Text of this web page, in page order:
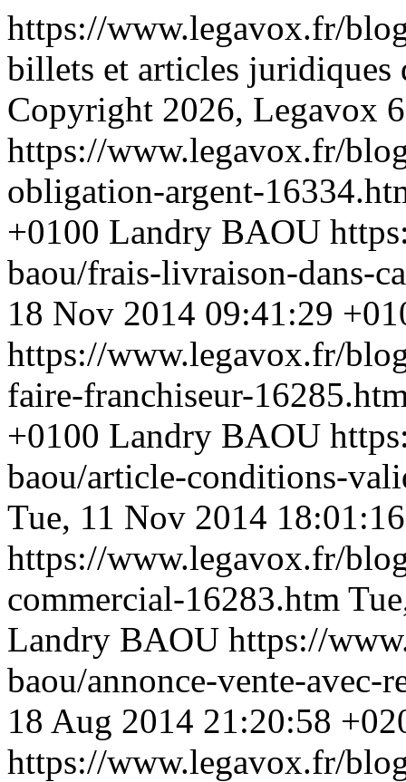
https://www.legavox.fr/
billets et articles
Copyright 2026, Legavox
https://www.legavox.fr/
obligation-argent-
+0100 Landry BAOU
baou/frais-livraison-dans-
18 Nov 2014 09:41:29
https://www.legavox.fr/
faire-franchiseur-
+0100 Landry BAOU
baou/article-conditions-
Tue, 11 Nov 2014
https://www.legavox.fr/
commercial-16283.htm
Landry BAOU https://
baou/annonce-vente-
18 Aug 2014 21:20:58
https://www.legavox.fr/